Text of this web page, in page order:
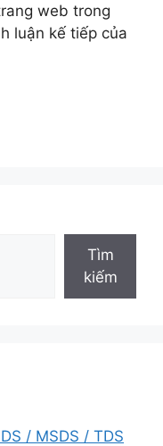
web trong
luận kế tiếp của
Tìm
kiếm
/ MSDS / TDS